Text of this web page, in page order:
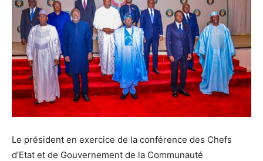
Le président en exercice de la conférence des Chefs
d’Etat et de Gouvernement de la Communauté